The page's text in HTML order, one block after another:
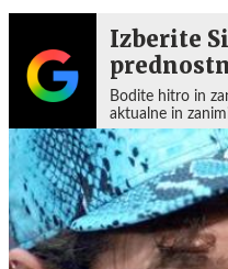
Izberite
Bodite hitro in
aktualne in